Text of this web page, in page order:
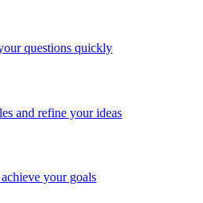
questions quickly
and refine your ideas
your goals